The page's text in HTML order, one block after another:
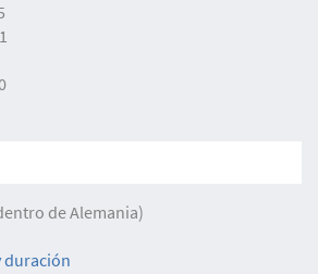
de Alemania)
duración